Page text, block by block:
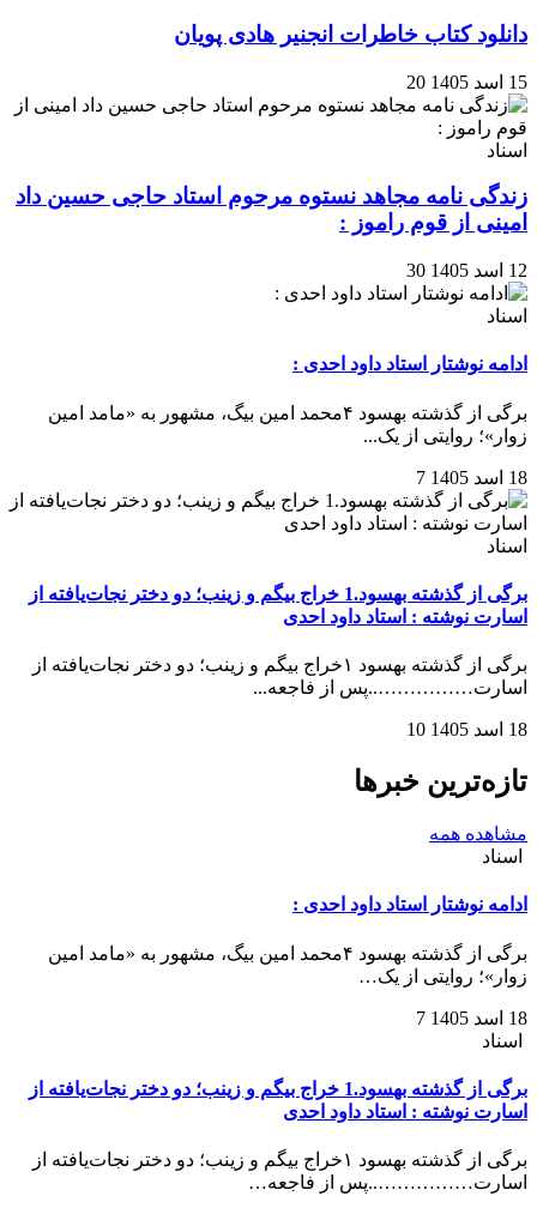
دانلود کتاب خاطرات انجنیر هادی پویان
15 اسد 1405 20
اسناد
زندگی نامه مجاهد نستوه مرحوم استاد حاجی حسین داد
امینی از قوم راموز :
12 اسد 1405 30
اسناد
ادامه نوشتار استاد داود احدی :
برگی از گذشته بهسود ۴محمد امین بیگ، مشهور به «مامد امین
زوار»؛ روایتی از یک...
18 اسد 1405 7
اسناد
برگی از گذشته بهسود.1 خراج بیگم و زینب؛ دو دختر نجات‌یافته از
اسارت نوشته : استاد داود احدی
برگی از گذشته بهسود ۱خراج بیگم و زینب؛ دو دختر نجات‌یافته از
اسارت……………..‌‌‌پس از فاجعه...
18 اسد 1405 10
تازه‌ترین خبرها
مشاهده همه
اسناد
ادامه نوشتار استاد داود احدی :
برگی از گذشته بهسود ۴محمد امین بیگ، مشهور به «مامد امین
زوار»؛ روایتی از یک…
18 اسد 1405
7
اسناد
برگی از گذشته بهسود.1 خراج بیگم و زینب؛ دو دختر نجات‌یافته از
اسارت نوشته : استاد داود احدی
برگی از گذشته بهسود ۱خراج بیگم و زینب؛ دو دختر نجات‌یافته از
اسارت……………..‌‌‌پس از فاجعه…